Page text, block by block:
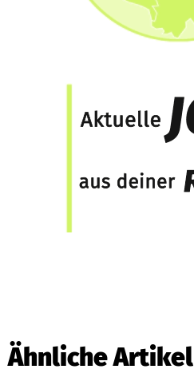
Ähnliche Artikel